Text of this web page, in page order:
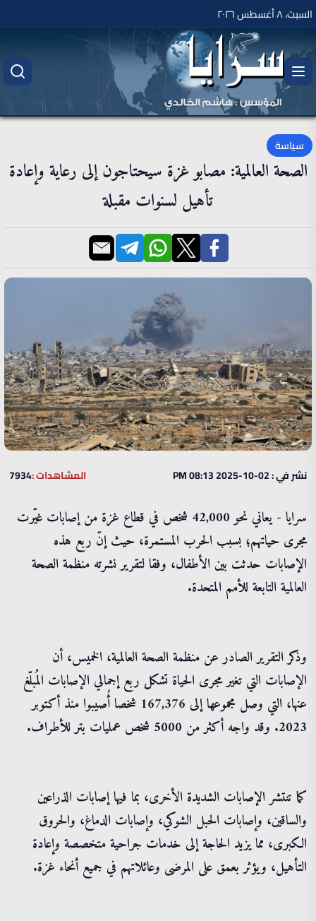
السبت، ٨ أغسطس ٢٠٢٦
سياسة
الصحة العالمية: مصابو غزة سيحتاجون إلى رعاية وإعادة
تأهيل لسنوات مقبلة
نشر في : 02-10-2025 08:13 PM المشاهدات :7934
سرايا - يعاني نحو 42,000 شخص في قطاع غزة من إصابات غيّرت
مجرى حياتهم؛ بسبب الحرب المستمرة، حيث إنّ ربع هذه
الإصابات حدثت بين الأطفال، وفقا لتقرير نشرته منظمة الصحة
العالمية التابعة للأمم المتحدة.
وذكر التقرير الصادر عن منظمة الصحة العالمية، الخميس، أن
الإصابات التي تغير مجرى الحياة تشكل ربع إجمالي الإصابات المُبلّغ
عنها، التي وصل مجموعها إلى 167,376 شخصا أُصيبوا منذ أكتوبر
2023. وقد واجه أكثر من 5000 شخص عمليات بتر للأطراف.
كما تنتشر الإصابات الشديدة الأخرى، بما فيها إصابات الذراعين
والساقين، وإصابات الحبل الشوكي، وإصابات الدماغ، والحروق
الكبرى، مما يزيد الحاجة إلى خدمات جراحية متخصصة وإعادة
التأهيل، ويؤثر بعمق على المرضى وعائلاتهم في جميع أنحاء غزة.